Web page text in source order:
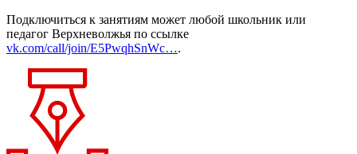
Подключиться к занятиям может любой школьник или
педагог Верхневолжья по ссылке
vk.com/call/join/E5PwqhSnWc….